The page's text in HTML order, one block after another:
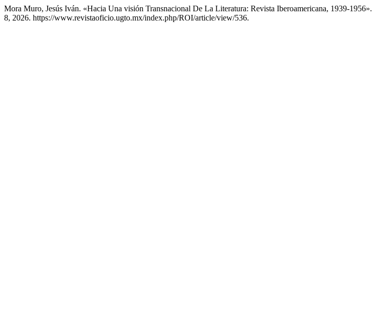
Mora Muro, Jesús Iván. «Hacia Una visión Transnacional De La Literatura: Revista Iberoamericana, 1939-1956».
8, 2026. https://www.revistaoficio.ugto.mx/index.php/ROI/article/view/536.